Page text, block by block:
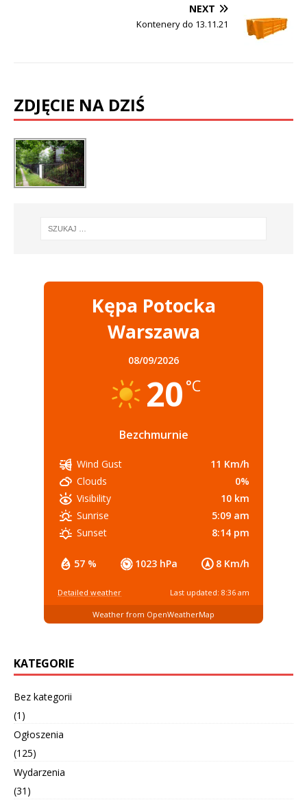
NEXT
Kontenery do 13.11.21
ZDJĘCIE NA DZIŚ
Kępa Potocka
Warszawa
08/09/2026
20 °C
Bezchmurnie
57 % 1023 hPa 8 Km/h
Wind Gust
11 Km/h
Clouds
0%
Visibility
10 km
Sunrise
5:09 am
Sunset
8:14 pm
Detailed weather Last updated: 8:36 am
Weather from OpenWeatherMap
KATEGORIE
Bez kategorii
(1)
Ogłoszenia
(125)
Wydarzenia
(31)